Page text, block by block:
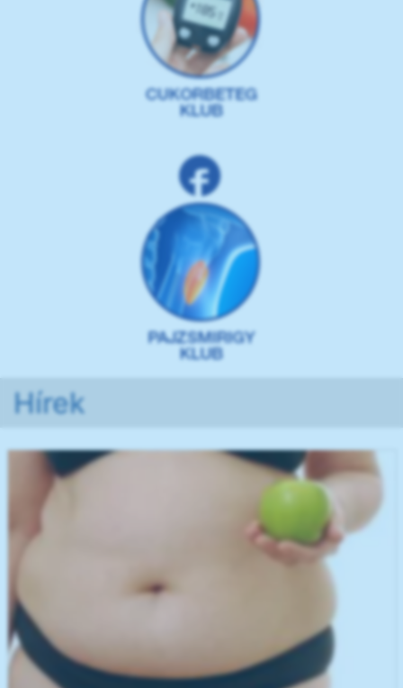
Hírek